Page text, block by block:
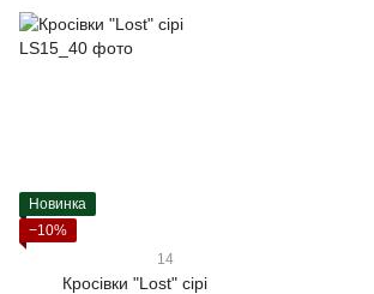
Новинка
−10%
14
Кросівки "Lost" сірі